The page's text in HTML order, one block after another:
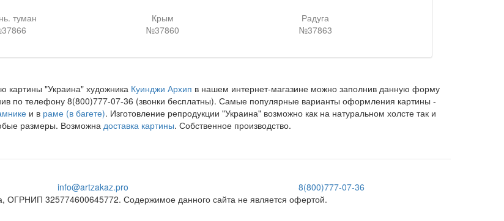
туман
Крым
№37860
Радуга
№37863
картины "Украина" художника Куинджи Архип в нашем интернет-магазине можно заполнив данную форму
по телефону 8(800)777-07-36 (звонки бесплатны). Самые популярные варианты оформления картины -
и в раме (в багете). Изготовление репродукции "Украина" возможно как на натуральном холсте так и
размеры. Возможнадоставка картины. Собственное производство.
info@artzakaz.pro
8(800)777-07-36
ОГРНИП 325774600645772. Содержимое данного сайта не является офертой.